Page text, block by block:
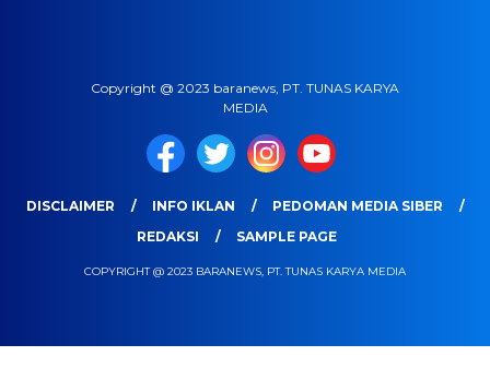
Copyright @ 2023 baranews, PT. TUNAS KARYA
MEDIA
DISCLAIMER INFO IKLAN
PEDOMAN MEDIA SIBER
REDAKSI
SAMPLE PAGE
COPYRIGHT @ 2023 BARANEWS, PT. TUNAS KARYA MEDIA